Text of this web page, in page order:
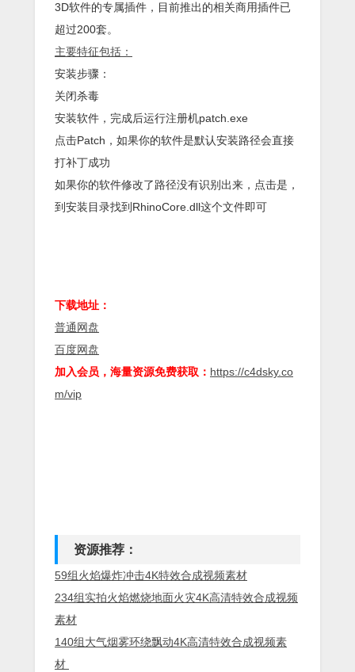
3D软件的专属插件，目前推出的相关商用插件已
超过200套。
主要特征包括：
安装步骤：
关闭杀毒
安装软件，完成后运行注册机patch.exe
点击Patch，如果你的软件是默认安装路径会直接
打补丁成功
如果你的软件修改了路径没有识别出来，点击是，
到安装目录找到RhinoCore.dll这个文件即可
下载地址：
普通网盘
百度网盘
加入会员，海量资源免费获取： https://c4dsky.co
m/vip
资源推荐：
59组火焰爆炸冲击4K特效合成视频素材
234组实拍火焰燃烧地面火灾4K高清特效合成视频
素材
140组大气烟雾环绕飘动4K高清特效合成视频素
材